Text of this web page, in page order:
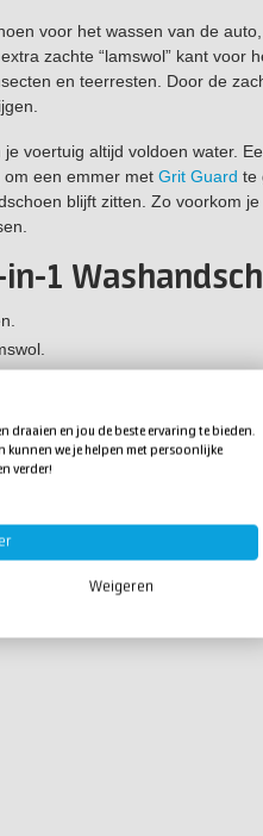
voor het wassen van de
zachte “lamswol” kant voor
en teerresten. Door de
voertuig altijd voldoen water.
een emmer met Grit Guard te
blijft zitten. Zo voorkom
1
en waas.
draaien en jou de beste ervaring te bieden.
kunnen we je helpen met persoonlijke
verder!
Weigeren